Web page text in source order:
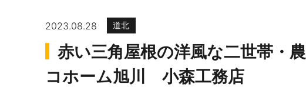
2023.08.28 道北
赤い三角屋根の洋風な二世帯
コホーム旭川 小森工務店